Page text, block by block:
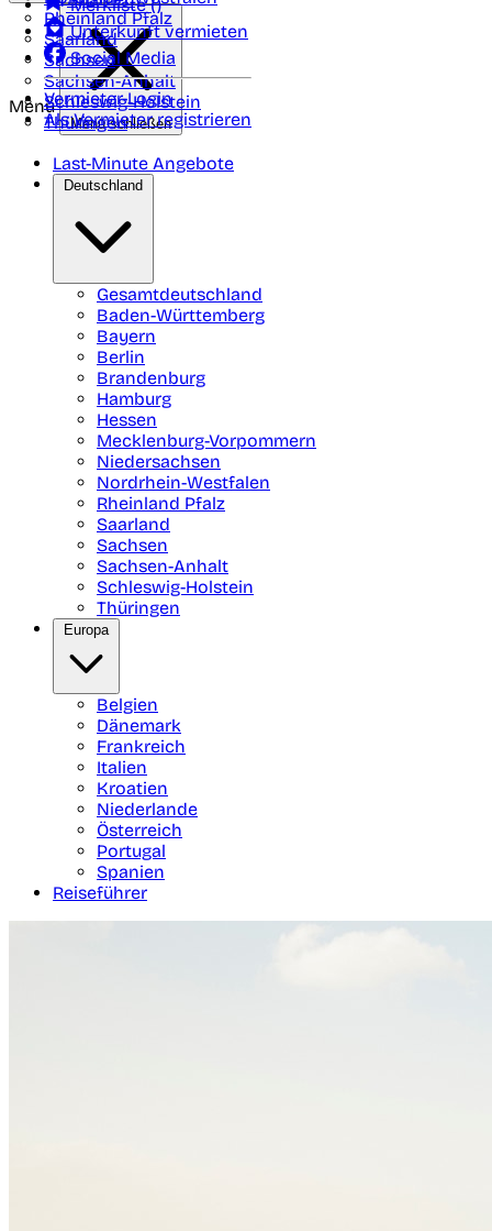
Rheinland Pfalz
Saarland
Sachsen
Sachsen-Anhalt
Schleswig-Holstein
Thüringen
Merkliste ()
Unterkunft vermieten
Social Media
Vermieter-Login
Als Vermieter registrieren
Menü
Menü schließen
Last-Minute Angebote
Deutschland
Gesamtdeutschland
Baden-Württemberg
Bayern
Berlin
Brandenburg
Hamburg
Hessen
Mecklenburg-Vorpommern
Niedersachsen
Nordrhein-Westfalen
Rheinland Pfalz
Saarland
Sachsen
Sachsen-Anhalt
Schleswig-Holstein
Thüringen
Europa
Belgien
Dänemark
Frankreich
Italien
Kroatien
Niederlande
Österreich
Portugal
Spanien
Reiseführer